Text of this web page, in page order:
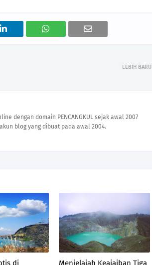
LEBIH BARU
dengan domain PENCANGKUL sejak awal 2007
blog yang dibuat pada awal 2004.
di Menjelajah Keajaiban Tiga